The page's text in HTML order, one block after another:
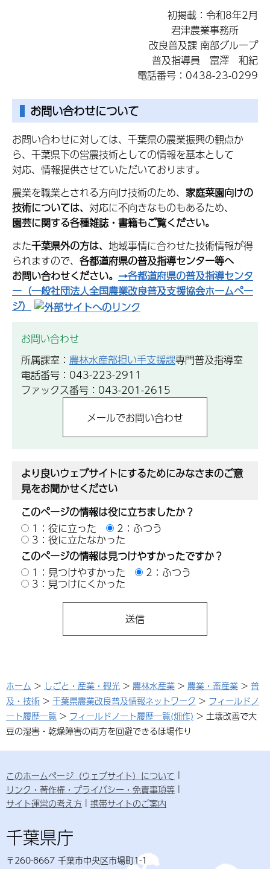
初掲載：令和8年2月
君津農業事務所
改良普及課 南部グループ
普及指導員 富澤 和紀
電話番号：0438-23-0299
お問い合わせについて
お問い合わせに対しては、千葉県の農業振興の観点か
ら、千葉県下の営農技術としての情報を基本として
対応、情報提供させていただいております。
農業を職業とされる方向け技術のため、 家庭菜園向けの
技術については、 対応に不向きなものもあるため、
園芸に関する各種雑誌・書籍もご覧ください。
また千葉県外の方は、 地域事情に合わせた技術情報が得
られますので、 各都道府県の普及指導センター等へ
お問い合わせください。 →各都道府県の普及指導センタ
ー（一般社団法人全国農業改良普及支援協会ホームペー
ジ）
お問い合わせ
所属課室： 農林水産部担い手支援課専門普及指導室
電話番号：043-223-2911
ファックス番号：043-201-2615
より良いウェブサイトにするためにみなさまのご意
見をお聞かせください
このページの情報は役に立ちましたか？
1：役に立った
2：ふつう
3：役に立たなかった
このページの情報は見つけやすかったですか？
1：見つけやすかった
2：ふつう
3：見つけにくかった
ホーム > しごと・産業・観光 > 農林水産業 > 農業・畜産業 > 普
及・技術 > 千葉県農業改良普及情報ネットワーク > フィールドノ
ート履歴一覧 > フィールドノート履歴一覧(畑作) > 土壌改善で大
豆の湿害・乾燥障害の両方を回避できるほ場作り
このホームページ（ウェブサイト）について
リンク・著作権・プライバシー・免責事項等
サイト運営の考え方
携帯サイトのご案内
千葉県庁
〒260-8667 千葉市中央区市場町1-1